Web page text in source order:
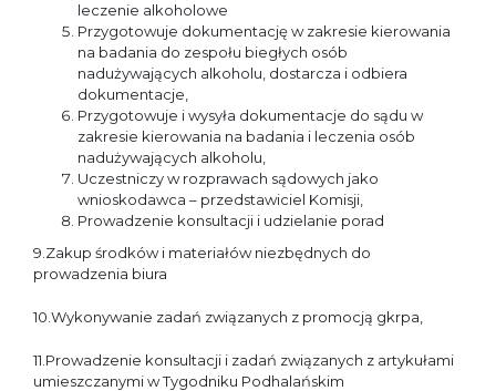
leczenie alkoholowe
Przygotowuje dokumentację w zakresie kierowania
na badania do zespołu biegłych osób
nadużywających alkoholu, dostarcza i odbiera
dokumentacje,
Przygotowuje i wysyła dokumentacje do sądu w
zakresie kierowania na badania i leczenia osób
nadużywających alkoholu,
Uczestniczy w rozprawach sądowych jako
wnioskodawca – przedstawiciel Komisji,
Prowadzenie konsultacji i udzielanie porad
9.Zakup środków i materiałów niezbędnych do
prowadzenia biura
10.Wykonywanie zadań związanych z promocją gkrpa,
11.Prowadzenie konsultacji i zadań związanych z artykułami
umieszczanymi w Tygodniku Podhalańskim